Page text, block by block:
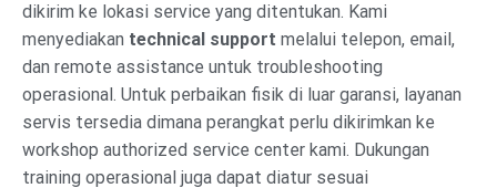
dikirim ke lokasi service yang ditentukan. Kami
menyediakan technical support melalui telepon, email,
dan remote assistance untuk troubleshooting
operasional. Untuk perbaikan fisik di luar garansi, layanan
servis tersedia dimana perangkat perlu dikirimkan ke
workshop authorized service center kami. Dukungan
training operasional juga dapat diatur sesuai